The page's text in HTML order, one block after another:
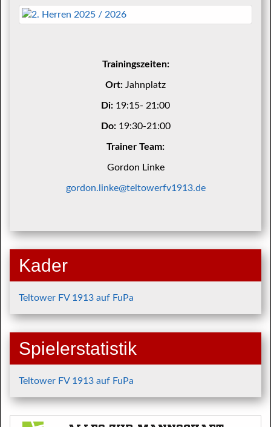
Trainingszeiten:
Ort: Jahnplatz
Di: 19:15- 21:00
Do: 19:30-21:00
Trainer Team:
Gordon Linke
gordon.linke@teltowerfv1913.de
Kader
Teltower FV 1913 auf FuPa
Spielerstatistik
Teltower FV 1913 auf FuPa